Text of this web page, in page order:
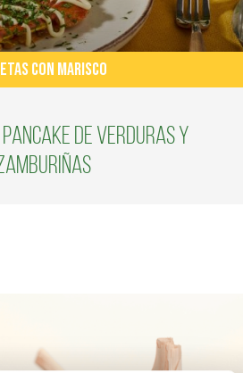
CON MARISCO
Pancake de verduras y